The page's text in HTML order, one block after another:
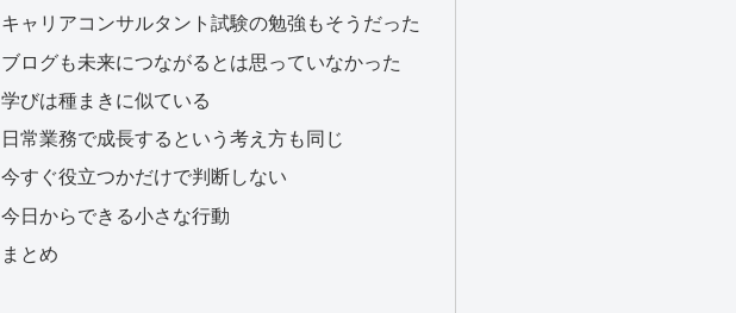
キャリアコンサルタント試験の勉強もそうだった
ブログも未来につながるとは思っていなかった
学びは種まきに似ている
日常業務で成長するという考え方も同じ
今すぐ役立つかだけで判断しない
今日からできる小さな行動
まとめ